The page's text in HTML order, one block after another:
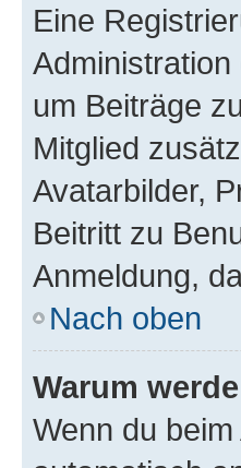
Eine
um Beiträge
Mitglied
Avatarbilder,
Beitritt zu
Anmeldung,
Nach oben
Warum
Wenn du